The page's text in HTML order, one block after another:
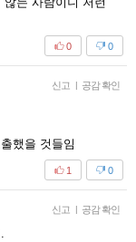
0
0
신고 | 공감 확인
했을 것들임
0
1
신고 | 공감 확인